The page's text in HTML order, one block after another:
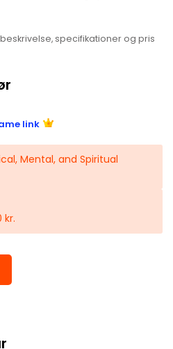
specifikationer og pris
link
Mental, and Spiritual
kr.